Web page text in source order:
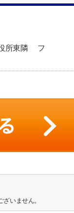
役所東隣 フ
いません。